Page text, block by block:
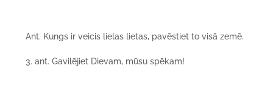
Ant. Kungs ir veicis lielas lietas, pavēstiet to visā zemē.
3. ant. Gavilējiet Dievam, mūsu spēkam!